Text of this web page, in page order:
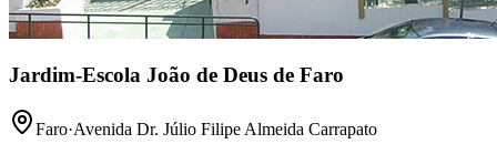
Jardim-Escola João de Deus de Faro
Faro·Avenida Dr. Júlio Filipe Almeida Carrapato